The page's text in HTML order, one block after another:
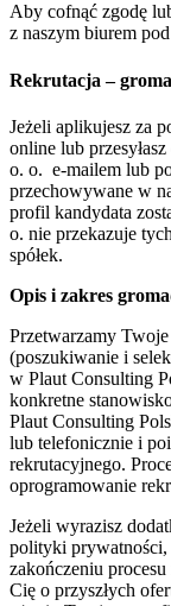
Aby cofnąć zgodę
z naszym biurem
Rekrutacja –
Jeżeli aplikujesz za
online lub
o. o. e-mailem lub
przechowywane w
profil kandydata
o. nie przekazuje
spółek.
Opis i zakres
Przetwarzamy
(poszukiwanie i
w Plaut Consulting
konkretne
Plaut Consulting
lub telefonicznie i
rekrutacyjnego.
oprogramowanie
Jeżeli wyrazisz
polityki prywatności,
zakończeniu
Cię o przyszłych